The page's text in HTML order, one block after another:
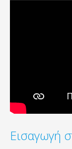
Εισαγωγή